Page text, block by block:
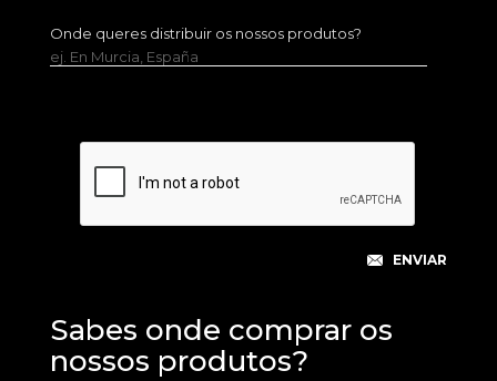
Onde queres distribuir os nossos produtos?
ej. En Murcia, España
Sabes onde comprar os
nossos produtos?